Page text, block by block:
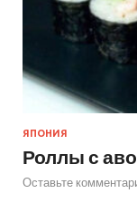
ЯПОНИЯ
Роллы с
Оставьте